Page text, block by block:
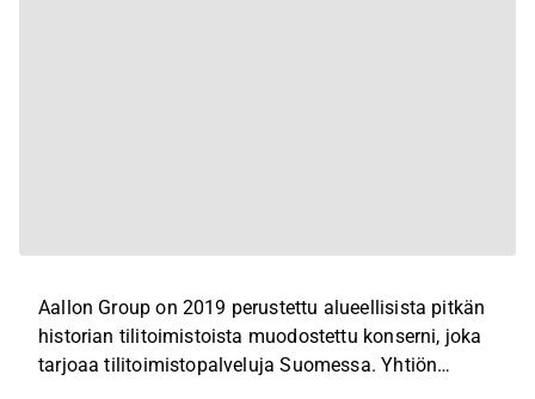
Aallon Group on 2019 perustettu alueellisista pitkän
historian tilitoimistoista muodostettu konserni, joka
tarjoaa tilitoimistopalveluja Suomessa. Yhtiön